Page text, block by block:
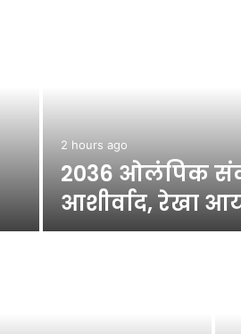
2 hours ago
2036 ओलंपिक
आशीर्वाद, रेखा